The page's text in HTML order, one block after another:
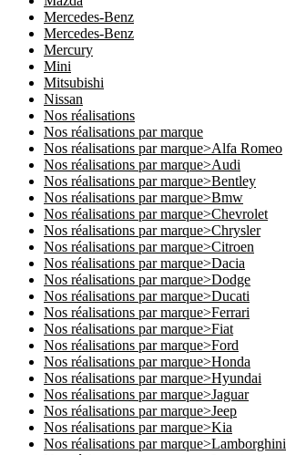
Mercedes-Benz
Mercedes-Benz
Mercury
Mini
Mitsubishi
Nissan
Nos réalisations
Nos réalisations par marque
Nos réalisations par marque>Alfa Romeo
Nos réalisations par marque>Audi
Nos réalisations par marque>Bentley
Nos réalisations par marque>Bmw
Nos réalisations par marque>Chevrolet
Nos réalisations par marque>Chrysler
Nos réalisations par marque>Citroen
Nos réalisations par marque>Dacia
Nos réalisations par marque>Dodge
Nos réalisations par marque>Ducati
Nos réalisations par marque>Ferrari
Nos réalisations par marque>Fiat
Nos réalisations par marque>Ford
Nos réalisations par marque>Honda
Nos réalisations par marque>Hyundai
Nos réalisations par marque>Jaguar
Nos réalisations par marque>Jeep
Nos réalisations par marque>Kia
Nos réalisations par marque>Lamborghini